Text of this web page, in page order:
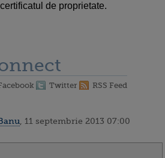
de proprietate.
Twitter RSS Feed
, 11 septembrie 2013 07:00